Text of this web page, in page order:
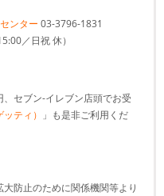
ンター 03-3796-1831
／日祝 休）
セブン-イレブン店頭でお受
ティ）
」も是非ご利用くだ
防止のために関係機関等より